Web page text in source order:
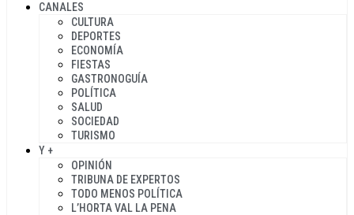
CANALES
CULTURA
DEPORTES
ECONOMÍA
FIESTAS
GASTRONOGUÍA
POLÍTICA
SALUD
SOCIEDAD
TURISMO
Y +
OPINIÓN
TRIBUNA DE EXPERTOS
TODO MENOS POLÍTICA
L’HORTA VAL LA PENA